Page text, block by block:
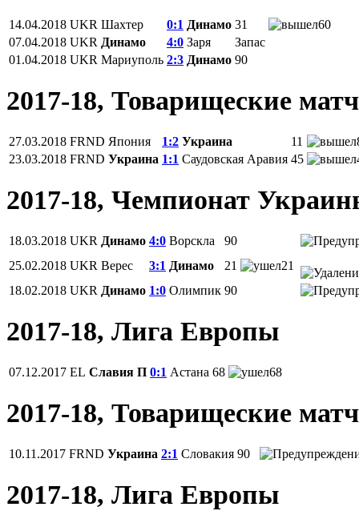
14.04.2018 UKR Шахтер 0:1 Динамо 31
60
07.04.2018 UKR Динамо 4:0 Заря
Запас
01.04.2018 UKR Мариуполь 2:3 Динамо 90
2017-18, Товарищеские
27.03.2018 FRND Япония 1:2 Украина 11
23.03.2018 FRND Украина 1:1 Саудовская Аравия 45
2017-18, Чемпионат
18.03.2018 UKR Динамо 4:0 Ворскла
90
25.02.2018 UKR Верес 3:1 Динамо 21
21
18.02.2018 UKR Динамо 1:0 Олимпик 90
2017-18, Лига Европы
07.12.2017 EL Славия П 0:1 Астана 68 68
2017-18, Товарищеские
10.11.2017 FRND Украина 2:1 Словакия 90
2017-18, Лига Европы